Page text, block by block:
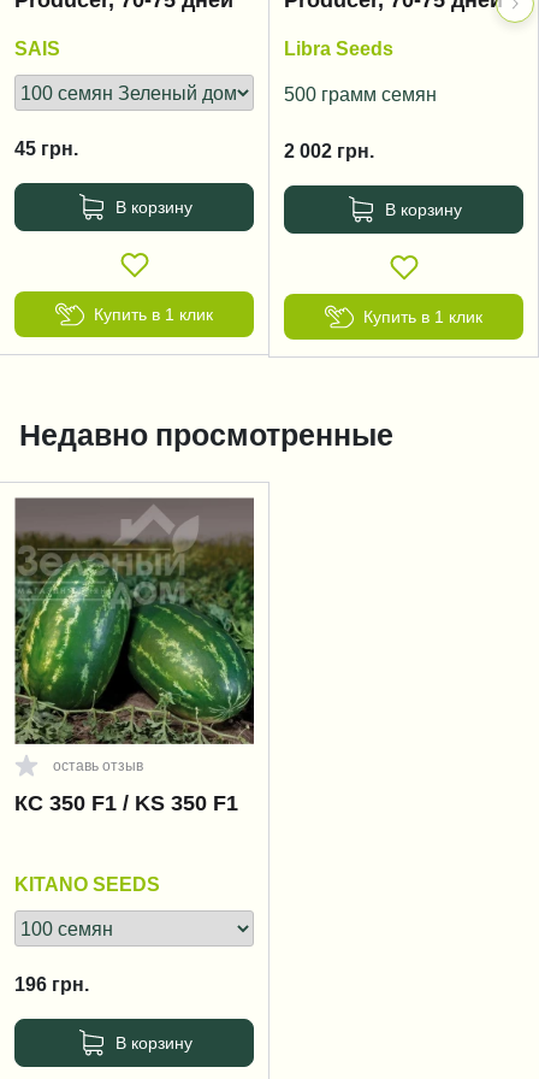
SAIS
45 грн.
В корзину
Купить в 1 клик
Libra Seeds
500 грамм семян
2 002 грн.
В корзину
Купить в 1 клик
Недавно просмотренные
оставь отзыв
КС 350 F1 / KS 350 F1
KITANO SEEDS
196 грн.
В корзину